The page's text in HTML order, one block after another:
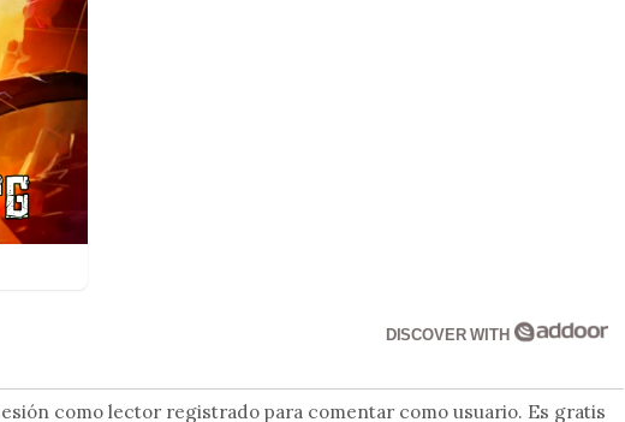
DISCOVER WITH
como lector registrado para comentar como usuario. Es gratis